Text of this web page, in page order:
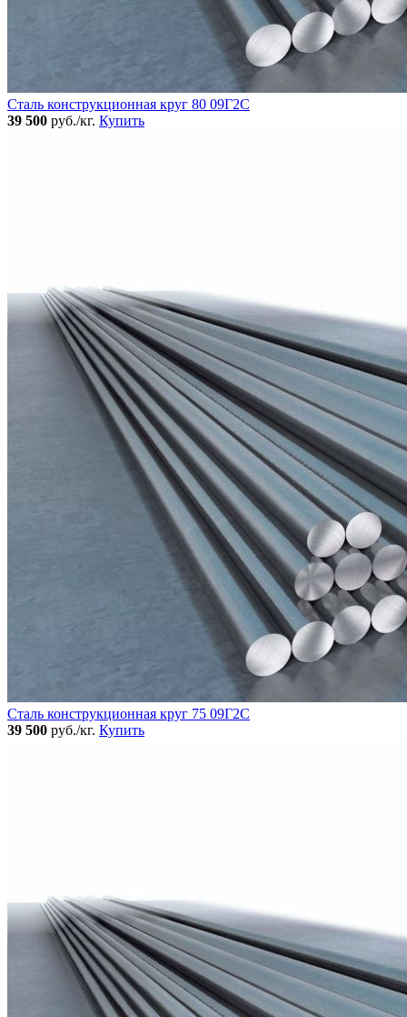
Сталь конструкционная круг 80 09Г2С
39 500 руб./кг. Купить
Сталь конструкционная круг 75 09Г2С
39 500 руб./кг. Купить